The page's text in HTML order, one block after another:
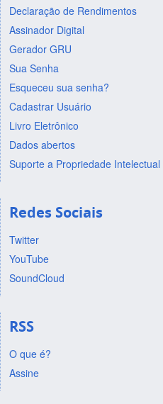
Declaração de Rendimentos
Assinador Digital
Gerador GRU
Sua Senha
Esqueceu sua senha?
Cadastrar Usuário
Livro Eletrônico
Dados abertos
Suporte a Propriedade Intelectual
Redes Sociais
Twitter
YouTube
SoundCloud
RSS
O que é?
Assine